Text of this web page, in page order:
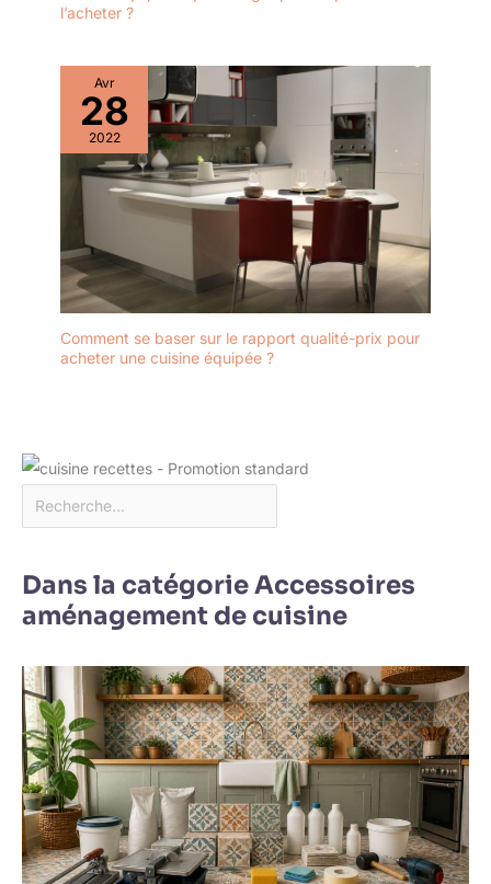
l’acheter ?
Avr
28
2022
Comment se baser sur le rapport qualité-prix pour
acheter une cuisine équipée ?
Dans la catégorie Accessoires
aménagement de cuisine